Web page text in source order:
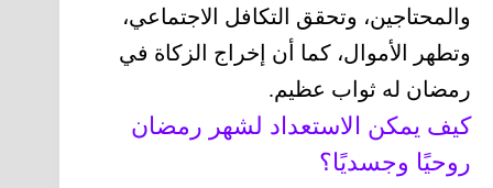
والمحتاجين، وتحقق التكافل الاجتماعي،
وتطهر الأموال، كما أن إخراج الزكاة في
رمضان له ثواب عظيم.
كيف يمكن الاستعداد لشهر رمضان
روحيًا وجسديًا؟